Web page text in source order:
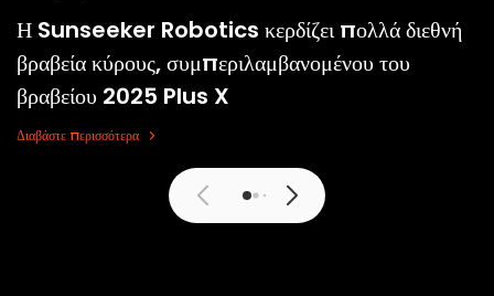
Η Sunseeker Robotics κερδίζει πολλά διεθνή
βραβεία κύρους, συμπεριλαμβανομένου του
βραβείου 2025 Plus X
Διαβάστε περισσότερα